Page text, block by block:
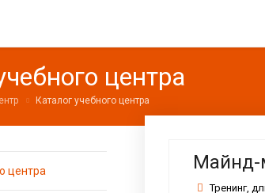
центра
Каталог учебного центра
Майнд-
Тренинг,
центра